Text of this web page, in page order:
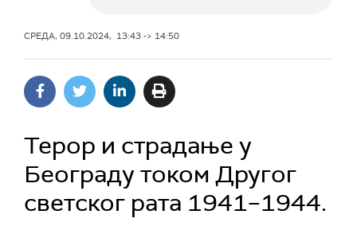
СРЕДА, 09.10.2024, 13:43 -> 14:50
Терор и страдање у
Београду током Другог
светског рата 1941–1944.